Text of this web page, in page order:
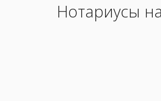
Нотариусы